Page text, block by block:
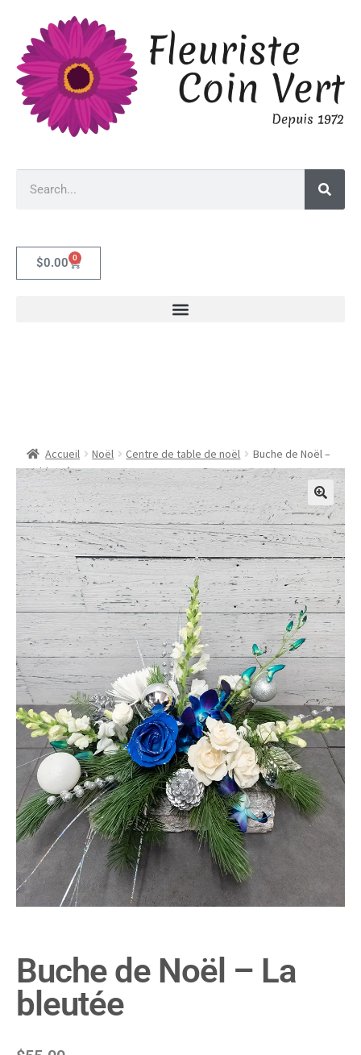
$0.00 0
Accueil Noël Centre de table de noël
Buche de Noël –
La bleutée
🔍
Buche de Noël – La
bleutée